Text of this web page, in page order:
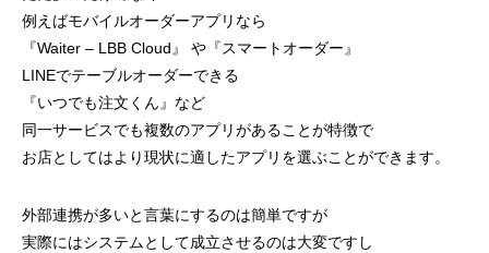
例えばモバイルオーダーアプリなら
『Waiter – LBB Cloud』 や『スマートオーダー』
LINEでテーブルオーダーできる
『いつでも注文くん』など
同一サービスでも複数のアプリがあることが特徴で
お店としてはより現状に適したアプリを選ぶことができます。
外部連携が多いと言葉にするのは簡単ですが
実際にはシステムとして成立させるのは大変ですし